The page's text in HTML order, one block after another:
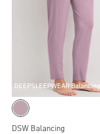
DEEPSLEEPWEAR Balancing
DSW Balancing